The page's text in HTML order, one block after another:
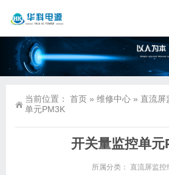
当前位置： 首页 » 维修中心 » 直流屏
单元PM3K
开关量监控单元
所属分类： 直流屏监控